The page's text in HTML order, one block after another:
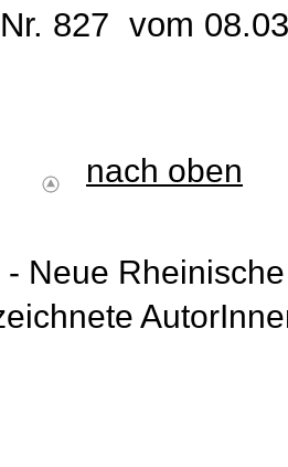
827 vom
nach oben
Neue